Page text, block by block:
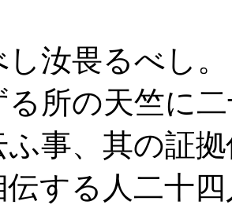
汝畏るべし。
る所の天竺に
ふ事、其の証
する人二十